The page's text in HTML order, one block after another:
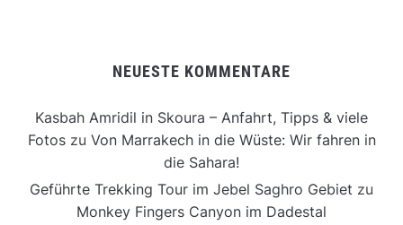
NEUESTE KOMMENTARE
Kasbah Amridil in Skoura – Anfahrt, Tipps & viele
Fotoszu Von Marrakech in die Wüste: Wir fahren in
die Sahara!
Geführte Trekking Tour im Jebel Saghro Gebiet zu
Monkey Fingers Canyon im Dadestal